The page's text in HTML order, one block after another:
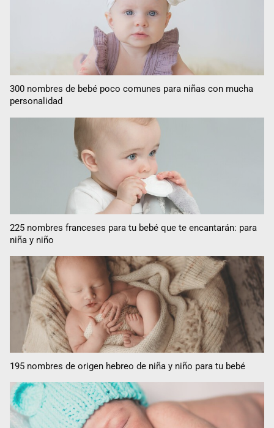
300 nombres de bebé poco comunes para niñas con mucha
personalidad
225 nombres franceses para tu bebé que te encantarán: para
niña y niño
195 nombres de origen hebreo de niña y niño para tu bebé